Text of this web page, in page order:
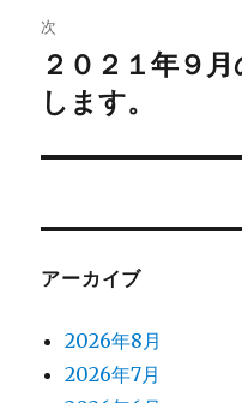
ゲ
ー
シ
ン
稿:
次
次
の
稿:
２０２１年９
します。
アーカイブ
2026年8月
2026年7月